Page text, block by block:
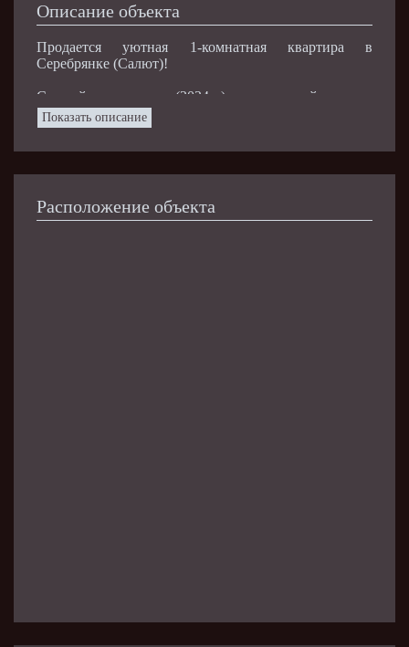
Описание объекта
Продается уютная 1-комнатная квартира в
Серебрянке (Салют)!
Свежий ремонт дома (2024 г.) — идеальный вариант
для комфортной жизни.
Общая площадь: 36,36 кв. м.
Комнаты: Жилая комната 18,53 кв.м.
Показать описание
Расположение объекта